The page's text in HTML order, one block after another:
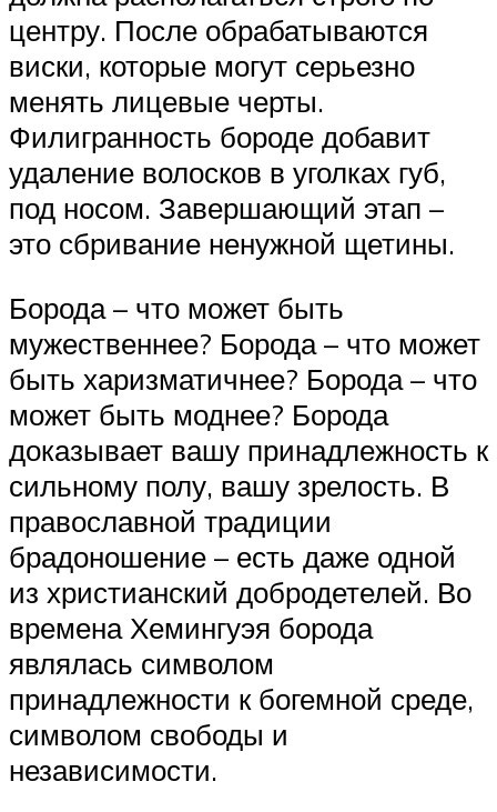
центру. После обрабатываются
виски, которые могут серьезно
менять лицевые черты.
Филигранность бороде добавит
удаление волосков в уголках губ,
под носом. Завершающий этап –
это сбривание ненужной щетины.
Борода – что может быть
мужественнее? Борода – что может
быть харизматичнее? Борода – что
может быть моднее? Борода
доказывает вашу принадлежность к
сильному полу, вашу зрелость. В
православной традиции
брадоношение – есть даже одной
из христианский добродетелей. Во
времена Хемингуэя борода
являлась символом
принадлежности к богемной среде,
символом свободы и
независимости.